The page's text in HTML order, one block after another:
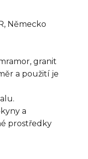
Německo
granit
a použití je
a
prostředky